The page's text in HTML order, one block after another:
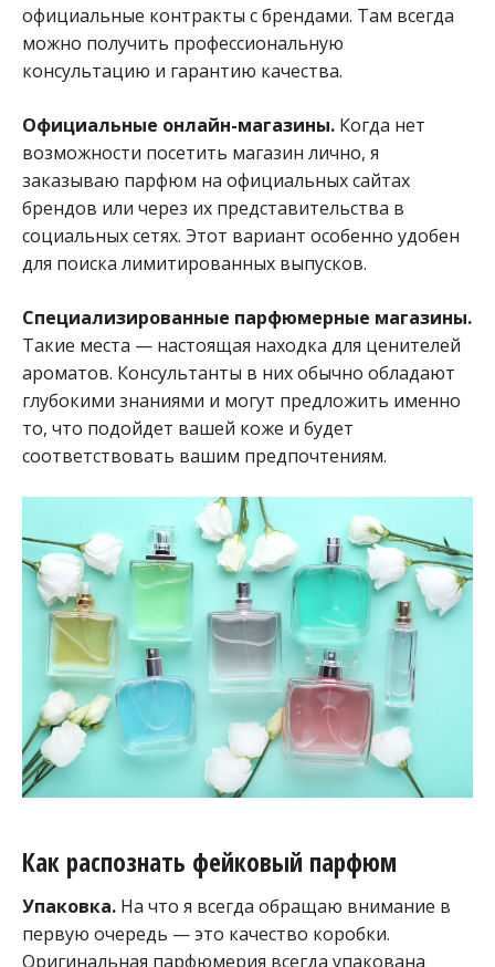
официальные контракты с брендами. Там всегда
можно получить профессиональную
консультацию и гарантию качества.
Официальные онлайн-магазины. Когда нет
возможности посетить магазин лично, я
заказываю парфюм на официальных сайтах
брендов или через их представительства в
социальных сетях. Этот вариант особенно удобен
для поиска лимитированных выпусков.
Специализированные парфюмерные магазины.
Такие места — настоящая находка для ценителей
ароматов. Консультанты в них обычно обладают
глубокими знаниями и могут предложить именно
то, что подойдет вашей коже и будет
соответствовать вашим предпочтениям.
Как распознать фейковый парфюм
Упаковка. На что я всегда обращаю внимание в
первую очередь — это качество коробки.
Оригинальная парфюмерия всегда упакована